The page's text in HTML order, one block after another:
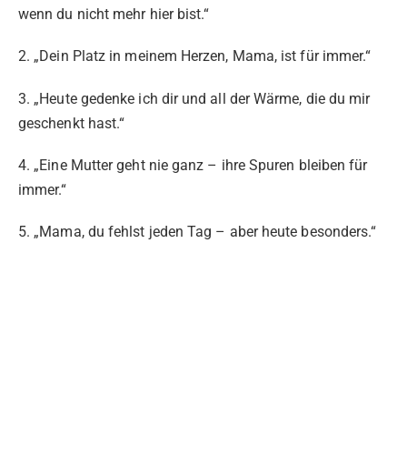
wenn du nicht mehr hier bist.“
2. „Dein Platz in meinem Herzen, Mama, ist für immer.“
3. „Heute gedenke ich dir und all der Wärme, die du mir
geschenkt hast.“
4. „Eine Mutter geht nie ganz – ihre Spuren bleiben für
immer.“
5. „Mama, du fehlst jeden Tag – aber heute besonders.“